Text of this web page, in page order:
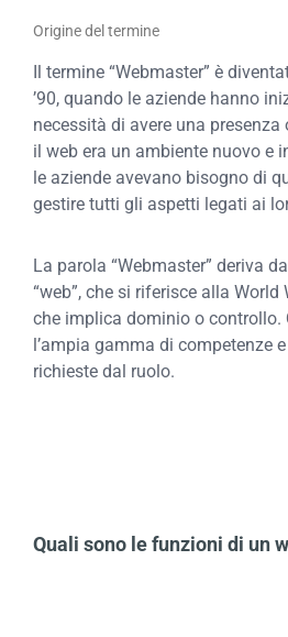
Origine del termine
Il termine “Webmaster” è
’90, quando le aziende hanno
necessità di avere una
il web era un ambiente nuovo e
le aziende avevano bisogno di
gestire tutti gli aspetti legati ai
La parola “Webmaster” deriva
“web”, che si riferisce alla World
che implica dominio o controllo.
l’ampia gamma di competenze
richieste dal ruolo.
Quali sono le funzioni di un